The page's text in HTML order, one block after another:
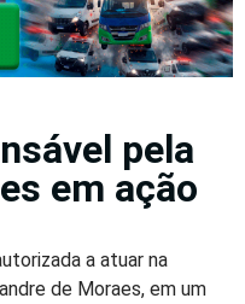
pela
em ação
a atuar na
de Moraes, em um